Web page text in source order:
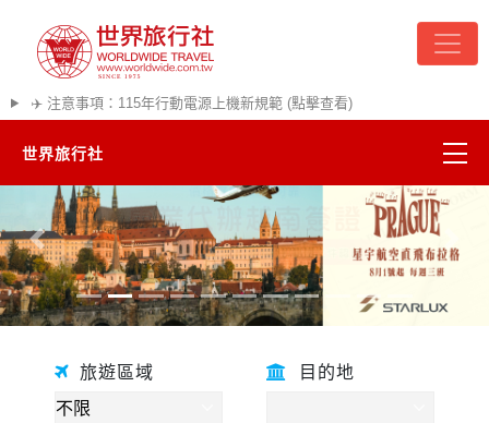
✈️ 注意事項：115年行動電源上機新規範 (點擊查看)
世界旅行社
精彩越南
熱門韓國
超夯日本
往前 往後
旅遊區域 目的地